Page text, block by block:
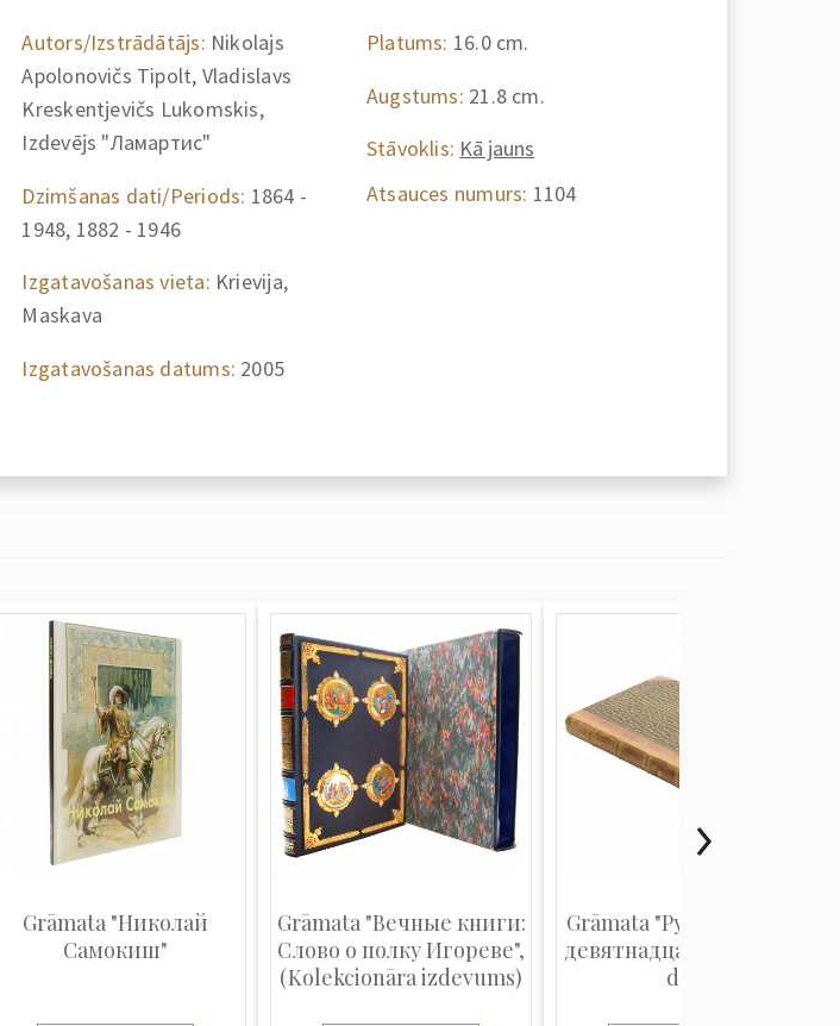
Autors/Izstrādātājs: Nikolajs
Apolonovičs Tipolt, Vladislavs
Kreskentjevičs Lukomskis,
Izdevējs "Ламартис"
Dzimšanas dati/Periods: 1864 -
1948, 1882 - 1946
Izgatavošanas vieta: Krievija,
Maskava
Izgatavošanas datums: 2005
Platums: 16.0 cm.
Augstums: 21.8 cm.
Stāvoklis: Kā jauns
Atsauces numurs: 1104
Grāmata "Николай
Самокиш"
Grāmata "Вечные книги:
Слово о полку Игореве",
(Kolekcionāra izdevums)
Grāmata "Русская Книга
девятнадцатого века" II
daļa